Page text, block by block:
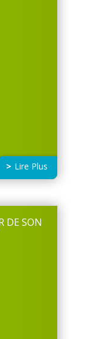
Lire Plus
DE SON